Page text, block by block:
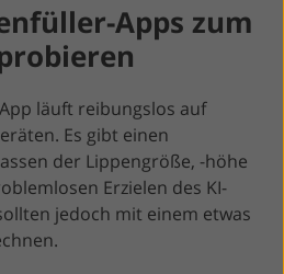
Apps zum
läuft reibungslos auf
Es gibt einen
der Lippengröße, -höhe
Erzielen des KI-
jedoch mit einem etwas